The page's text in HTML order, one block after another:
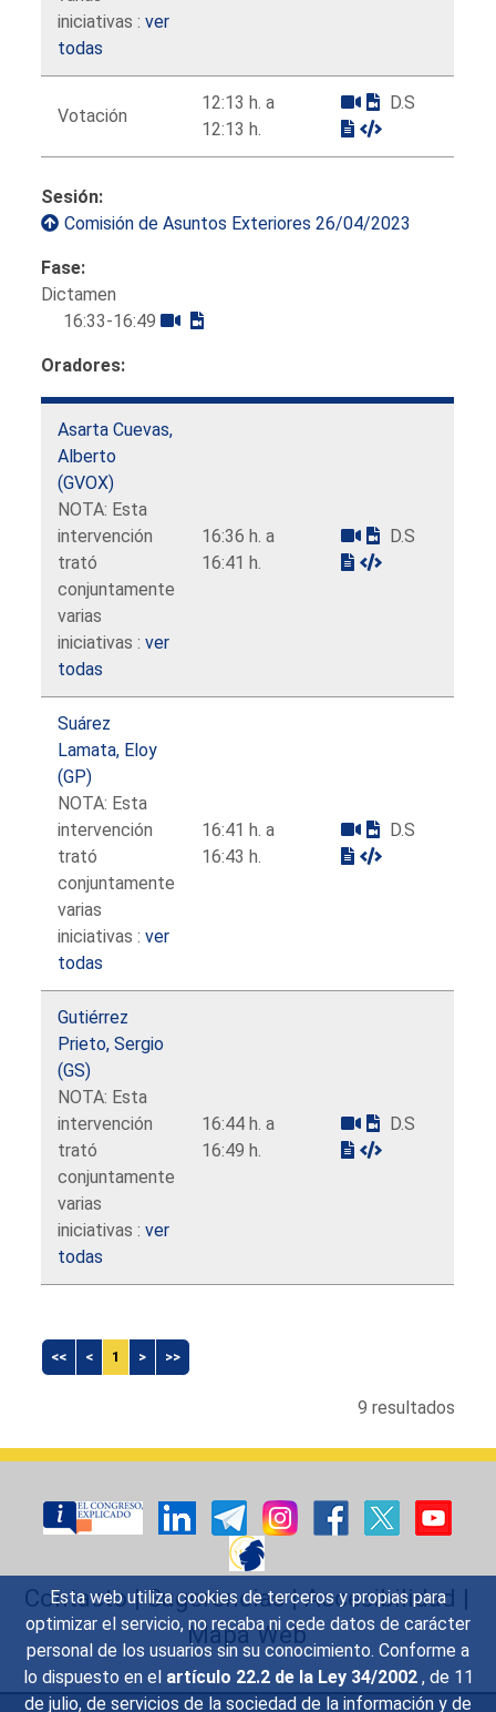
Esta web utiliza cookies de terceros y propias para
optimizar el servicio, no recaba ni cede datos de carácter
personal de los usuarios sin su conocimiento. Conforme a
lo dispuesto en el artículo 22.2 de la Ley 34/2002 , de 11
de julio, de servicios de la sociedad de la información y de
iniciativas :ver
todas
Votación
12:13 h. a
12:13 h.
D.S
Sesión:
Comisión de Asuntos Exteriores 26/04/2023
Fase:
Dictamen
16:33-16:49
Oradores:
Asarta Cuevas,
Alberto
(GVOX)
NOTA: Esta
intervención
trató
conjuntamente
varias
iniciativas :ver
todas
16:36 h. a
16:41 h.
D.S
Suárez
Lamata, Eloy
(GP)
NOTA: Esta
intervención
trató
conjuntamente
varias
iniciativas :ver
todas
16:41 h. a
16:43 h.
D.S
Gutiérrez
Prieto, Sergio
(GS)
NOTA: Esta
intervención
trató
conjuntamente
varias
iniciativas :ver
todas
16:44 h. a
16:49 h.
D.S
<< < 1 > >>
9 resultados
Contacto|Sugerencias|Accesibilidad |
Mapa Web